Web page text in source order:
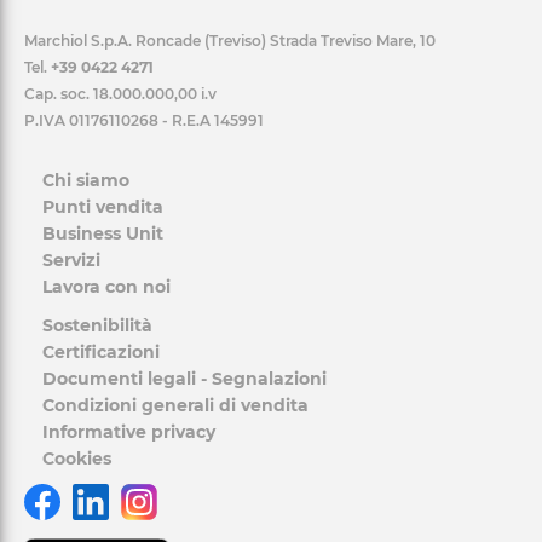
Marchiol S.p.A. Roncade (Treviso) Strada Treviso Mare, 10
Tel. +39 0422 4271
Cap. soc. 18.000.000,00 i.v
P.IVA 01176110268 - R.E.A 145991
Chi siamo
Punti vendita
Business Unit
Servizi
Lavora con noi
Sostenibilità
Certificazioni
Documenti legali - Segnalazioni
Condizioni generali di vendita
Informative privacy
Cookies